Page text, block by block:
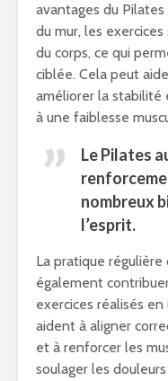
avantages du
du mur, les
du corps, ce qui
ciblée. Cela peut
améliorer la stabilité
à une faiblesse
Le Pilates
nombreux
l’esprit.
La pratique
également
exercices réalisés
aident à aligner
et à renforcer les
soulager les